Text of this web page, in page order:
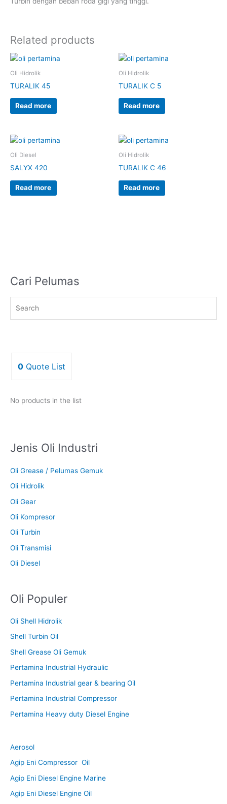
Related products
Oli Hidrolik
TURALIK 45
Read more
Oli Hidrolik
TURALIK C 5
Read more
Oli Diesel
SALYX 420
Read more
Oli Hidrolik
TURALIK C 46
Read more
Cari Pelumas
0 Quote List
No products in the list
Jenis Oli Industri
Oli Grease / Pelumas Gemuk
Oli Hidrolik
Oli Gear
Oli Kompresor
Oli Turbin
Oli Transmisi
Oli Diesel
Oli Populer
Oli Shell Hidrolik
Shell Turbin Oil
Shell Grease Oli Gemuk
Pertamina Industrial Hydraulic
Pertamina Industrial gear & bearing Oil
Pertamina Industrial Compressor
Pertamina Heavy duty Diesel Engine
Aerosol
Agip Eni Compressor Oil
Agip Eni Diesel Engine Marine
Agip Eni Diesel Engine Oil